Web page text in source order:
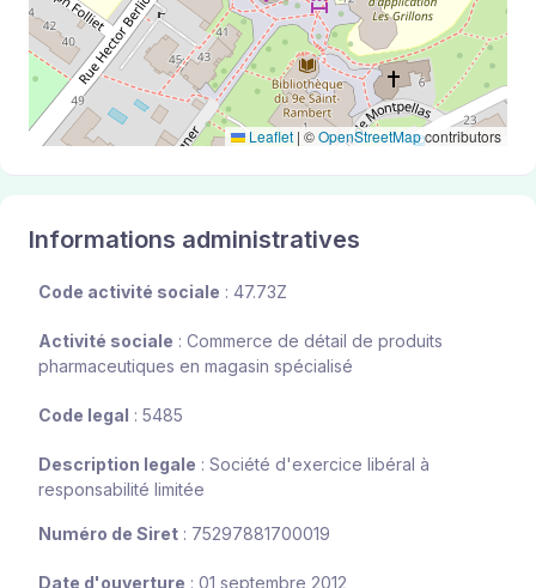
Leaflet | ©OpenStreetMapcontributors
Informations administratives
Code activité sociale : 47.73Z
Activité sociale : Commerce de détail de produits
pharmaceutiques en magasin spécialisé
Code legal : 5485
Description legale : Société d'exercice libéral à
responsabilité limitée
Numéro de Siret : 75297881700019
Date d'ouverture : 01 septembre 2012